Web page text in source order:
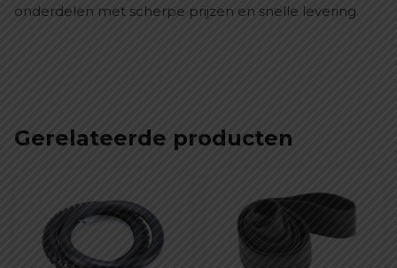
onderdelen met scherpe prijzen en snelle levering.
Gerelateerde producten